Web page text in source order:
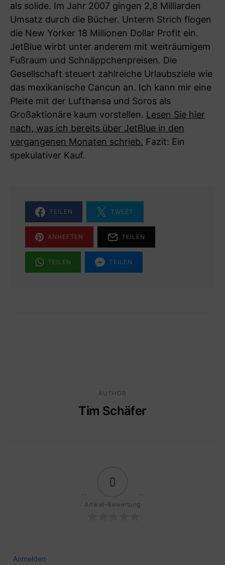
als solide. Im Jahr 2007 gingen 2,8 Milliarden
Umsatz durch die Bücher. Unterm Strich flogen
die New Yorker 18 Millionen Dollar Profit ein.
JetBlue wirbt unter anderem mit weiträumigem
Fußraum und Schnäppchenpreisen. Die
Gesellschaft steuert zahlreiche Urlaubsziele wie
das mexikanische Cancun an. Ich kann mir eine
Pleite mit der Lufthansa und Soros als
Großaktionäre kaum vorstellen. Lesen Sie hier
nach, was ich bereits über JetBlue in den
vergangenen Monaten schrieb. Fazit: Ein
spekulativer Kauf.
TEILEN TWEET
ANHEFTEN TEILEN
TEILEN TEILEN
AUTHOR
Tim Schäfer
0
Artikel-Bewertung
Anmelden